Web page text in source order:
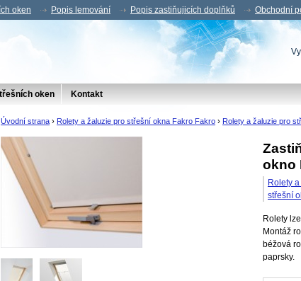
oken Popis lemování Popis zastiňujicích doplňků Obchodní
oken Kontakt
Úvodní strana › Rolety a žaluzie pro střešní okna Fakro Fakro › Rolety a žaluzie pro
okno
Rolety
střešní
Rolety
Montáž
béžová
paprsky.